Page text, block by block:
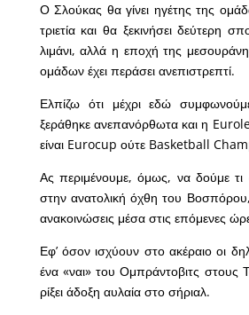
Ο Σλούκας θα γίνει ηγέτης της
τριετία και θα ξεκινήσει δεύτερη
λιμάνι, αλλά η εποχή της
ομάδων έχει περάσει ανεπιστρεπτί.
Ελπίζω ότι μέχρι εδώ
ξεράθηκε ανεπανόρθωτα και η
είναι Eurocup ούτε Basketball
Ας περιμένουμε, όμως, να δούμε τι
στην ανατολική όχθη του
ανακοινώσεις μέσα στις επόμενες
Εφ’ όσον ισχύουν στο ακέραιο οι
ένα «ναι» του Ομπράντοβιτς στους
ρίξει άδοξη αυλαία στο σήριαλ.